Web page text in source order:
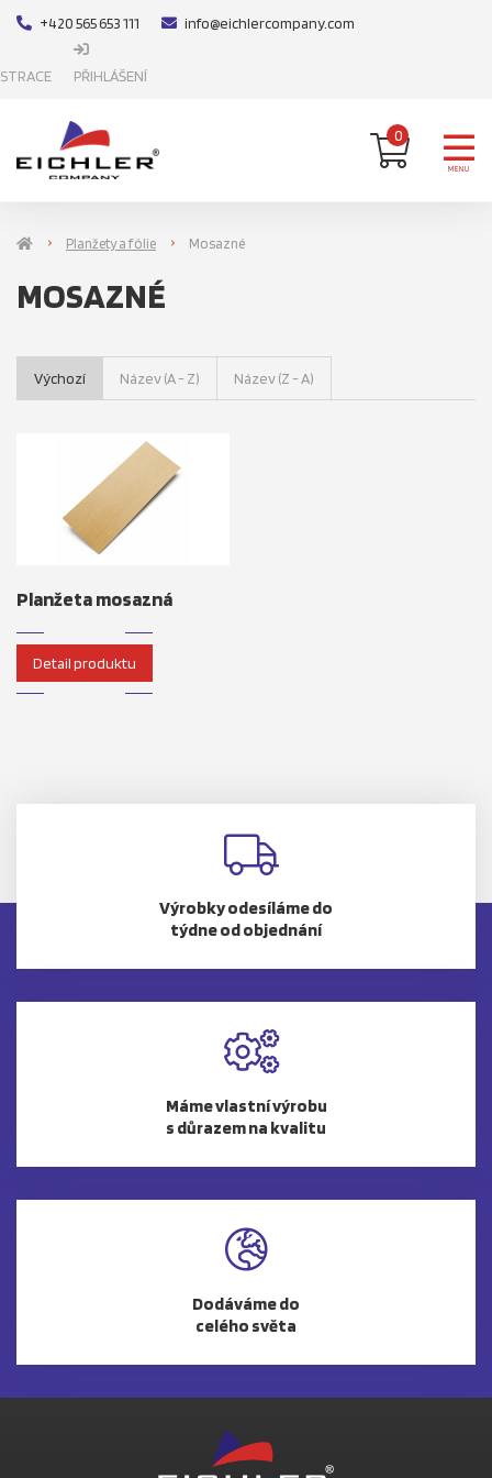
+420 565 653 111 info@eichlercompany.com
PŘIHLÁŠENÍ
0
MENU
Planžety a fólie Mosazné
MOSAZNÉ
Výchozí Název (A - Z) Název (Z - A)
Planžeta mosazná
Detail produktu
Výrobky odesíláme do
týdne od objednání
Máme vlastní výrobu
s důrazem na kvalitu
Dodáváme do
celého světa